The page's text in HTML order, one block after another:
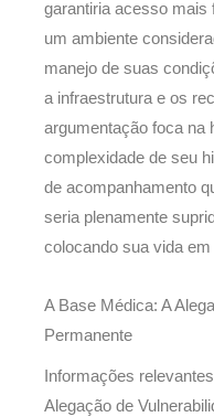
garantiria acesso mais
um ambiente
manejo de suas
a infraestrutura e os
argumentação foca na
complexidade de seu
de acompanhamento
seria plenamente
colocando sua vida em
A Base Médica: A
Permanente
Informações
Alegação de